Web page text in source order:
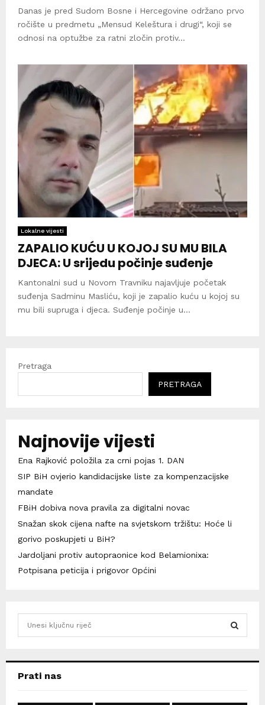
Danas je pred Sudom Bosne i Hercegovine održano prvo
ročište u predmetu „Mensud Keleštura i drugi“, koji se
odnosi na optužbe za ratni zločin protiv...
Lokalne vijesti
ZAPALIO KUĆU U KOJOJ SU MU BILA
DJECA: U srijedu počinje suđenje
Kantonalni sud u Novom Travniku najavljuje početak
suđenja Sadminu Masliću, koji je zapalio kuću u kojoj su
mu bili supruga i djeca. Suđenje počinje u...
Pretraga
PRETRAGA
Najnovije vijesti
Ena Rajković položila za crni pojas 1. DAN
SIP BiH ovjerio kandidacijske liste za kompenzacijske
mandate
FBiH dobiva nova pravila za digitalni novac
Snažan skok cijena nafte na svjetskom tržištu: Hoće li
gorivo poskupjeti u BiH?
Jardoljani protiv autopraonice kod Belamionixa:
Potpisana peticija i prigovor Općini
hPrati nas